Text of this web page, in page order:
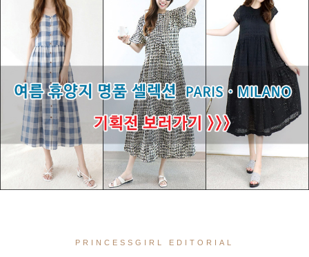
PRINCESSGIRL EDITORIAL